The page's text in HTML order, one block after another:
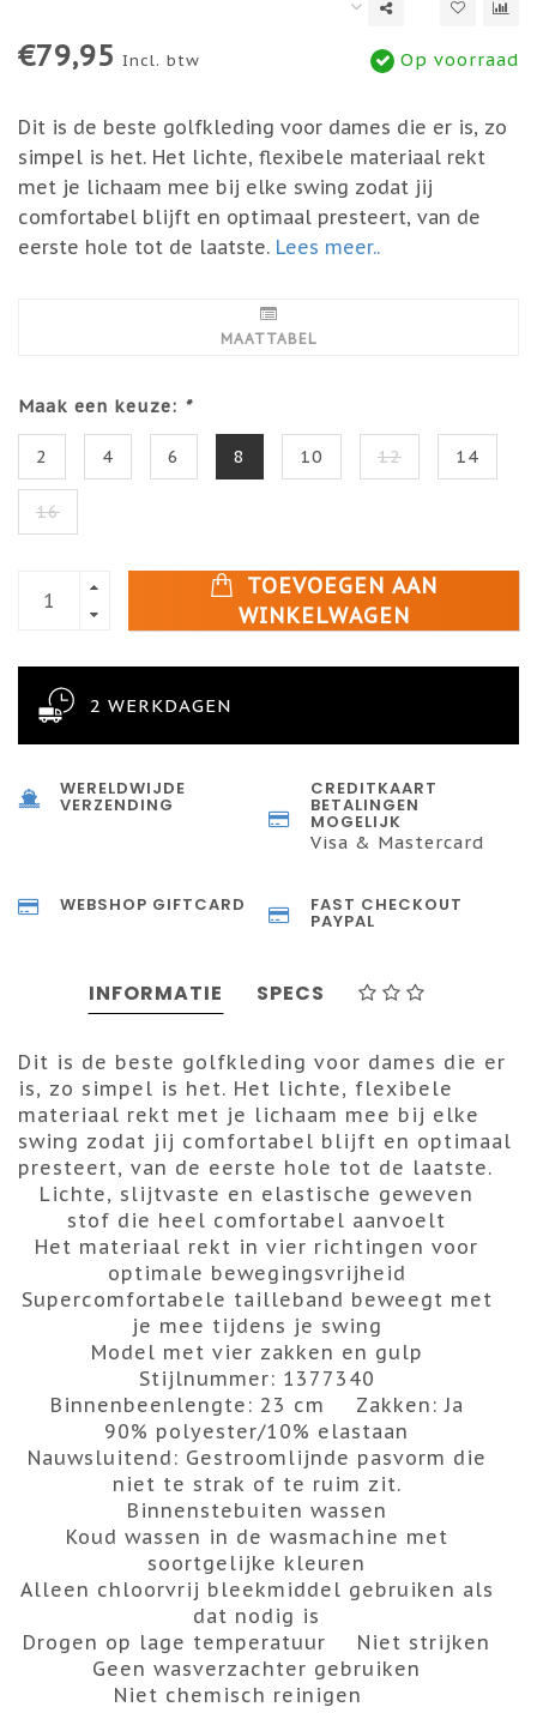
€79,95 Incl. btw Op voorraad
Dit is de beste golfkleding voor dames die er is, zo
simpel is het. Het lichte, flexibele materiaal rekt
met je lichaam mee bij elke swing zodat jij
comfortabel blijft en optimaal presteert, van de
eerste hole tot de laatste. Lees meer..
MAATTABEL
Maak een keuze: *
2 4 6 8 10 12 14
16
TOEVOEGEN AAN
WINKELWAGEN
2 WERKDAGEN
WERELDWIJDE
VERZENDING
CREDITKAART
BETALINGEN
MOGELIJK
Visa & Mastercard
WEBSHOP GIFTCARD FAST CHECKOUT
PAYPAL
INFORMATIE SPECS
Dit is de beste golfkleding voor dames die er
is, zo simpel is het. Het lichte, flexibele
materiaal rekt met je lichaam mee bij elke
swing zodat jij comfortabel blijft en optimaal
presteert, van de eerste hole tot de laatste.
Lichte, slijtvaste en elastische geweven
stof die heel comfortabel aanvoelt
Het materiaal rekt in vier richtingen voor
optimale bewegingsvrijheid
Supercomfortabele tailleband beweegt met
je mee tijdens je swing
Model met vier zakken en gulp
Stijlnummer: 1377340
Binnenbeenlengte: 23 cm
Zakken: Ja
90% polyester/10% elastaan
Nauwsluitend: Gestroomlijnde pasvorm die
niet te strak of te ruim zit.
Binnenstebuiten wassen
Koud wassen in de wasmachine met
soortgelijke kleuren
Alleen chloorvrij bleekmiddel gebruiken als
dat nodig is
Drogen op lage temperatuur
Niet strijken
Geen wasverzachter gebruiken
Niet chemisch reinigen